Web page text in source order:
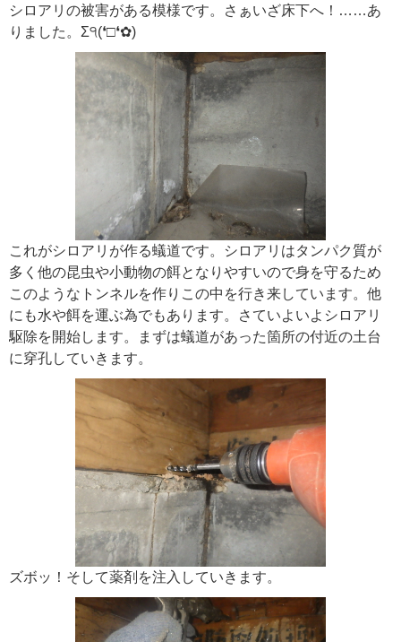
シロアリの被害がある模様です。さぁいざ床下へ！……あ
りました。Σ੧(❛□❛✿)
これがシロアリが作る蟻道です。シロアリはタンパク質が
多く他の昆虫や小動物の餌となりやすいので身を守るため
このようなトンネルを作りこの中を行き来しています。他
にも水や餌を運ぶ為でもあります。さていよいよシロアリ
駆除を開始します。まずは蟻道があった箇所の付近の土台
に穿孔していきます。
ズボッ！そして薬剤を注入していきます。